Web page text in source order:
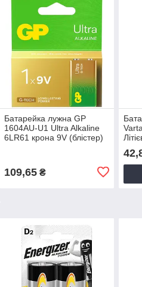
Батарейка лужна GP
1604AU-U1 Ultra Alkaline
6LR61 крона 9V (блістер)
109,65₴